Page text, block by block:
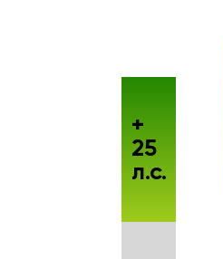
+
25
л.с.